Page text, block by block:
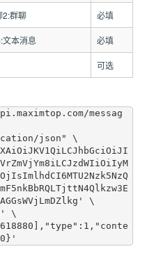
2:群聊 必填
本消息 必填
可选
\